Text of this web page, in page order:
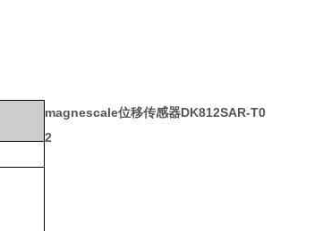
magnescale位移传感器DK812SAR-T0
2